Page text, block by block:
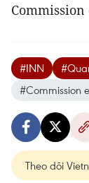
#INN
#Commission
Theo dõi